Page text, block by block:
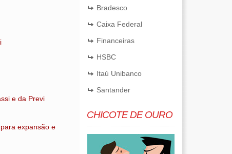
e da Previ
expansão e
Bradesco
Caixa Federal
Financeiras
HSBC
Itaú Unibanco
Santander
CHICOTE DE OURO